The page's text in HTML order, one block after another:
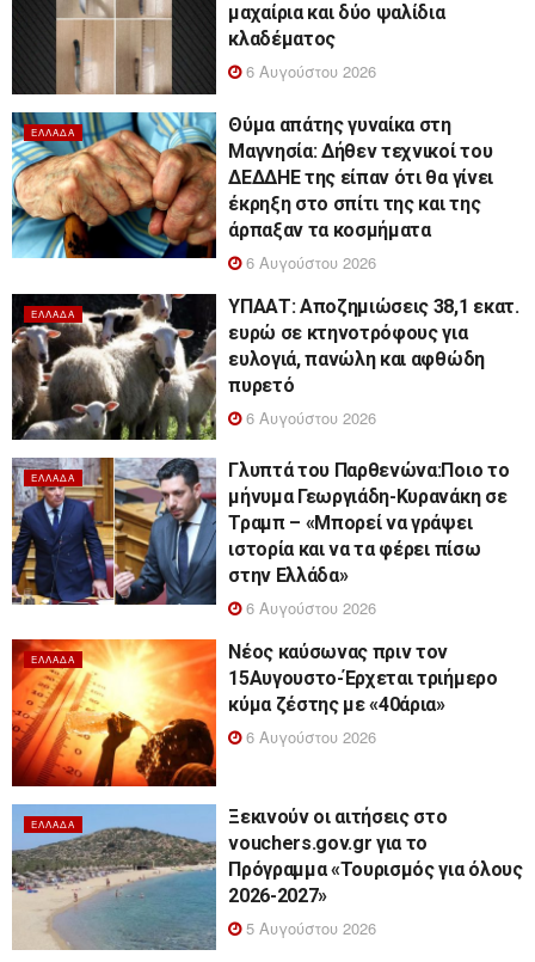
μαχαίρια και δύο ψαλίδια
κλαδέματος
6 Αυγούστου 2026
ΕΛΛΆΔΑ
Θύμα απάτης γυναίκα στη
Μαγνησία: Δήθεν τεχνικοί του
ΔΕΔΔΗΕ της είπαν ότι θα γίνει
έκρηξη στο σπίτι της και της
άρπαξαν τα κοσμήματα
6 Αυγούστου 2026
ΕΛΛΆΔΑ
ΥΠΑΑΤ: Αποζημιώσεις 38,1 εκατ.
ευρώ σε κτηνοτρόφους για
ευλογιά, πανώλη και αφθώδη
πυρετό
6 Αυγούστου 2026
ΕΛΛΆΔΑ
Γλυπτά του Παρθενώνα:Ποιο το
μήνυμα Γεωργιάδη-Κυρανάκη σε
Τραμπ – «Μπορεί να γράψει
ιστορία και να τα φέρει πίσω
στην Ελλάδα»
6 Αυγούστου 2026
ΕΛΛΆΔΑ
Νέος καύσωνας πριν τον
15Αυγουστο-Έρχεται τριήμερο
κύμα ζέστης με «40άρια»
6 Αυγούστου 2026
ΕΛΛΆΔΑ
Ξεκινούν οι αιτήσεις στο
vouchers.gov.gr για το
Πρόγραμμα «Τουρισμός για όλους
2026-2027»
5 Αυγούστου 2026